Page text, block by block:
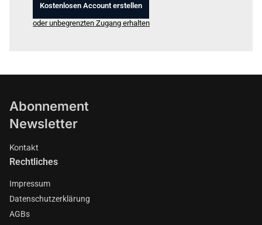
Kostenlosen Account erstellen
oder unbegrenzten Zugang erhalten
Abonnement
Newsletter
Kontakt
Rechtliches
Impressum
Datenschutzerklärung
AGBs